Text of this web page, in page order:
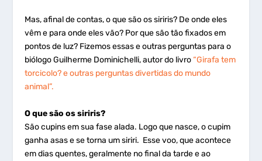
Mas, afinal de contas, o que são os siriris? De onde eles
vêm e para onde eles vão? Por que são tão fixados em
pontos de luz? Fizemos essas e outras perguntas para o
biólogo Guilherme Dominichelli, autor do livro“Girafa tem
torcicolo? e outras perguntas divertidas do mundo
animal”.
O que são os siriris?
São cupins em sua fase alada. Logo que nasce, o cupim
ganha asas e se torna um siriri. Esse voo, que acontece
em dias quentes, geralmente no final da tarde e ao